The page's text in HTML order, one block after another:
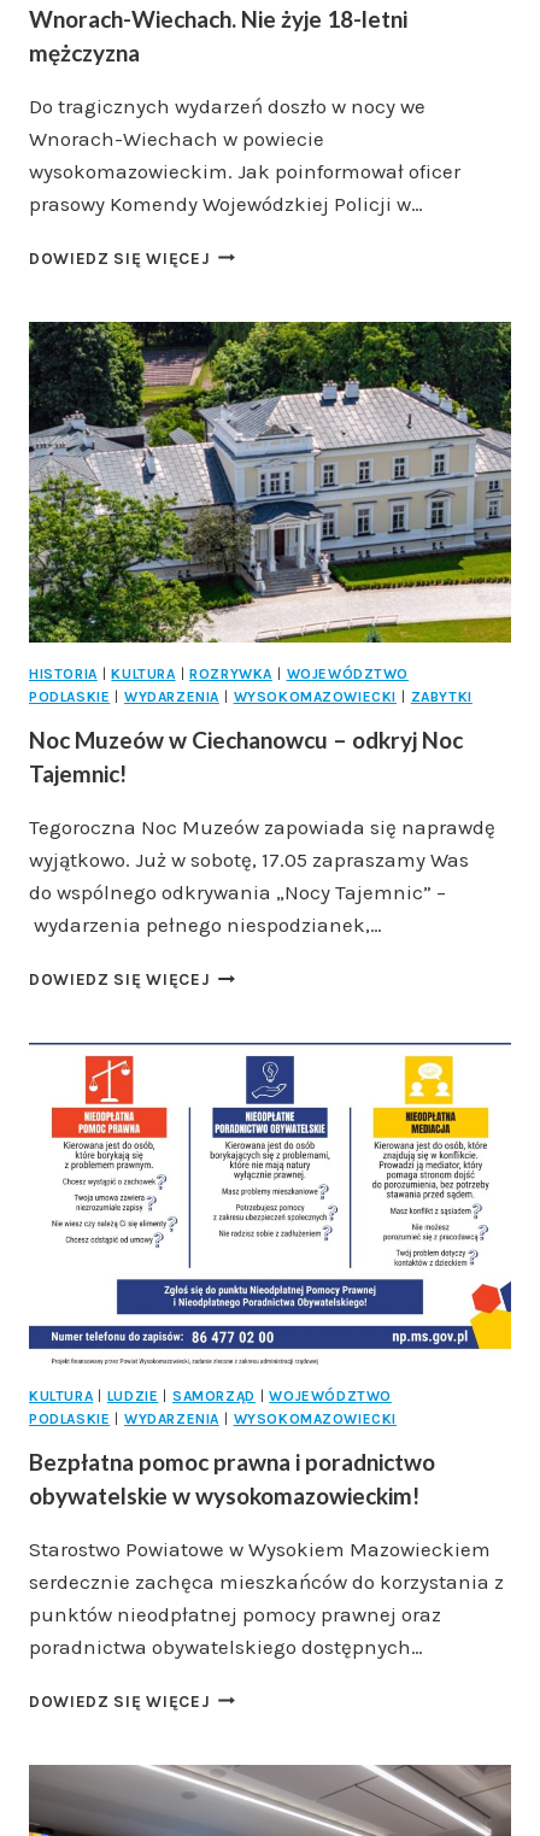
Wnorach-Wiechach. Nie żyje 18-letni
mężczyzna
Do tragicznych wydarzeń doszło w nocy we
Wnorach-Wiechach w powiecie
wysokomazowieckim. Jak poinformował oficer
prasowy Komendy Wojewódzkiej Policji w…
DOWIEDZ SIĘ WIĘCEJ TRAGICZNE
DYSKOTEKĄ
WE
WNORACH-
WIECHACH.
NIE
ŻYJE
18-
LETNI
MĘŻCZYZNA
HISTORIA KULTURA ROZRYWKA
WOJEWÓDZTWO
PODLASKIE
WYDARZENIA WYSOKOMAZOWIECKI ZABYTKI
Noc Muzeów w Ciechanowcu – odkryj Noc
Tajemnic!
Tegoroczna Noc Muzeów zapowiada się naprawdę
wyjątkowo. Już w sobotę, 17.05 zapraszamy Was
do wspólnego odkrywania „Nocy Tajemnic” –
wydarzenia pełnego niespodzianek,…
DOWIEDZ SIĘ WIĘCEJ NOC
CIECHANOWCU
ODKRYJ
NOC
TAJEMNIC!
KULTURA | LUDZIE | SAMORZĄD | WOJEWÓDZTWO
PODLASKIE | WYDARZENIA | WYSOKOMAZOWIECKI
Bezpłatna pomoc prawna i poradnictwo
obywatelskie w wysokomazowieckim!
Starostwo Powiatowe w Wysokiem Mazowieckiem
serdecznie zachęca mieszkańców do korzystania z
punktów nieodpłatnej pomocy prawnej oraz
poradnictwa obywatelskiego dostępnych…
DOWIEDZ SIĘ WIĘCEJ BEZPŁATNA
I
PORADNICTWO
OBYWATELSKIE